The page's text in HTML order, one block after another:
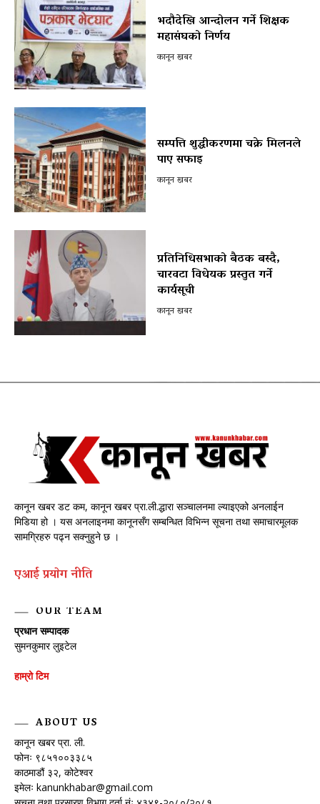
भदौदेखि आन्दोलन गर्ने शिक्षक
महासंघको निर्णय
कानून खबर
सम्पत्ति शुद्धीकरणमा चक्रे मिलनले
पाए सफाइ
कानून खबर
प्रतिनिधिसभाको बैठक बस्दै,
चारवटा विधेयक प्रस्तुत गर्ने
कार्यसूची
कानून खबर
कानून खबर डट कम, कानून खबर प्रा.ली.द्धारा सञ्चालनमा ल्याइएको अनलाईन
मिडिया हो । यस अनलाइनमा कानूनसँग सम्बन्धित विभिन्न सूचना तथा समाचारमूलक
सामग्रिहरु पढ्न सक्नुहुने छ ।
एआई प्रयाेग नीति
OUR TEAM
प्रधान सम्पादक
सुमनकुमार लुइटेल
हाम्रो टिम
ABOUT US
कानून खबर प्रा. ली.
फोनः ९८५१००३३८५
काठमाडौं ३२, कोटेश्वर
इमेलः kanunkhabar@gmail.com